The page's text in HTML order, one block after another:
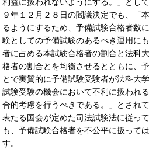
利益に扱われないようにする。」とし
９年１２月２８日の閣議決定でも、「
るようにするため、予備試験合格者数
験としての予備試験のあるべき運用に
者に占める本試験合格者の割合と法科
格者の割合とを均衡させるとともに、
とで実質的に予備試験受験者が法科大
試験受験の機会において不利に扱われ
合的考慮を行うべきである。」とされ
表たる国会が定めた司法試験法に従っ
も、予備試験合格者を不公平に扱って
す。